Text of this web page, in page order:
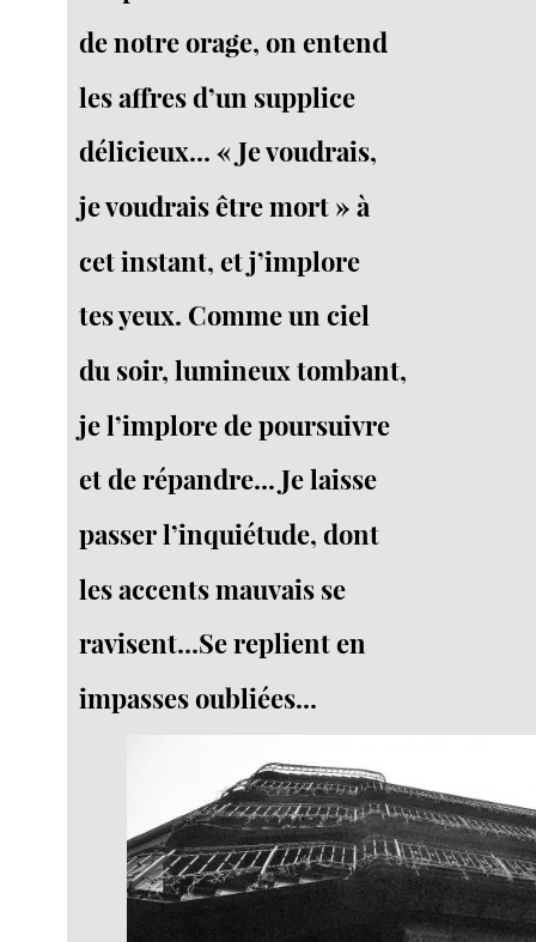
de notre orage, on entend
les affres d’un supplice
délicieux... « Je voudrais,
je voudrais être mort » à
cet instant, et j’implore
tes yeux. Comme un ciel
du soir, lumineux tombant,
je l’implore de poursuivre
et de répandre... Je laisse
passer l’inquiétude, dont
les accents mauvais se
ravisent...Se replient en
impasses oubliées...